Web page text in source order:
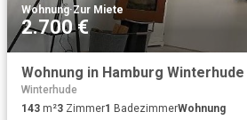
Wohnung·Zur Miete
2.700 €
Wohnung in Hamburg Winterhude
Winterhude
143 m²3 Zimmer1 BadezimmerWohnung